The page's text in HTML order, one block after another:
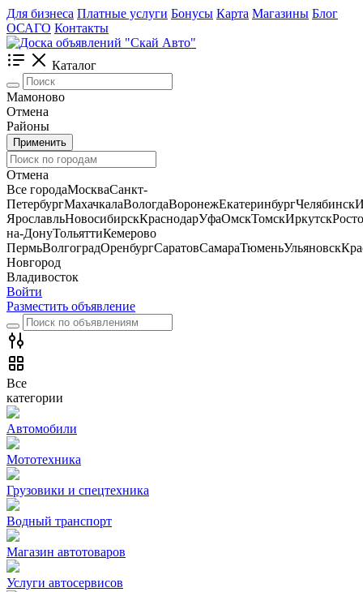
Для бизнеса Платные услуги Бонусы Карта Магазины Блог
ОСАГО Контакты
Каталог
Мамоново
Отмена
Районы
Применить
Отмена
Все городаМоскваСанкт-
ПетербургМахачкалаВологдаВоронежЕкатеринбургЧелябинск
ЯрославльНовосибирскКраснодарУфаОмскТомскИркутск
на-ДонуТольяттиКемерово
ПермьВолгоградОренбургСаратовСамараТюменьУльяновск
Новгород
Владивосток
Войти
Разместить объявление
Все
категории
Автомобили
Мототехника
Грузовики и спецтехника
Водный транспорт
Магазин автотоваров
Услуги автосервисов